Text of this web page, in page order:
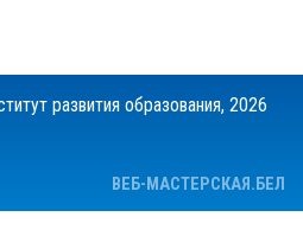
развития образования, 2026
ВЕБ-МАСТЕРСКАЯ.БЕЛ